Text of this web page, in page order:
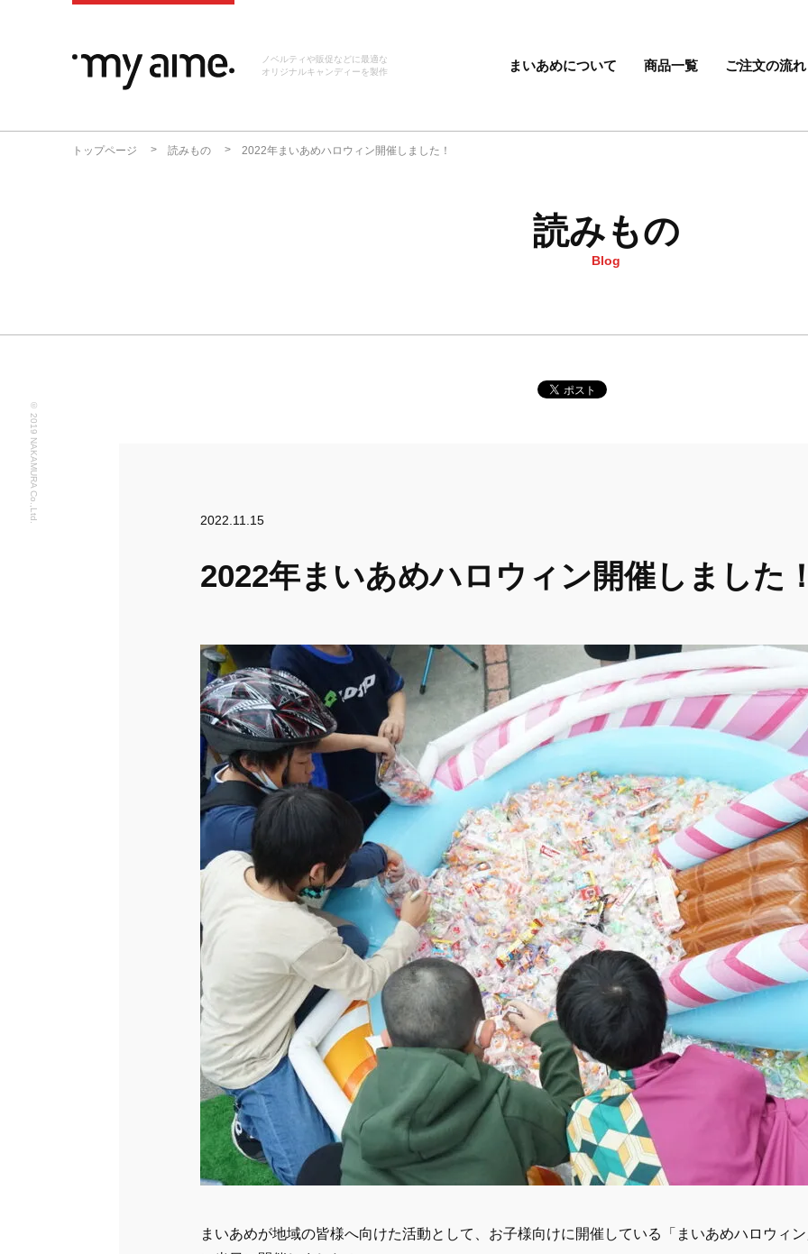
ノベルティや販促などに最適な
オリジナルキャンディーを製作
まいあめについて 商品一覧 ご注文の流れ
トップページ 読みもの 2022年まいあめハロウィン開催しました！
読みもの
Blog
2022.11.15
2022年まいあめハロウィン開催しました
まいあめが地域の皆様へ向けた活動として、お子様向けに開催している「まいあめハロウィ
©︎ 2019 NAKAMURA Co.,Ltd.